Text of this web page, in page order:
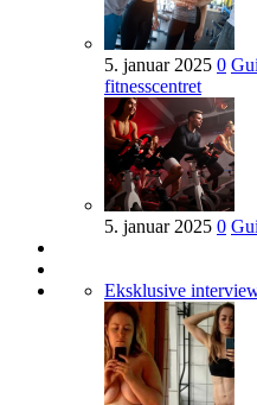
5. januar 2025 0
fitnesscentret
5. januar 2025 0
Eksklusive